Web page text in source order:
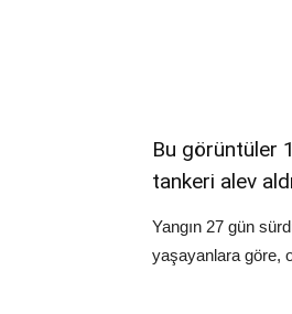
Bu görüntüler
tankeri alev
Yangın 27 gün
yaşayanlara göre,